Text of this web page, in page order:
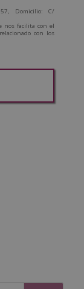
Domicilio: C/
nos facilita con el
con los
su interés.